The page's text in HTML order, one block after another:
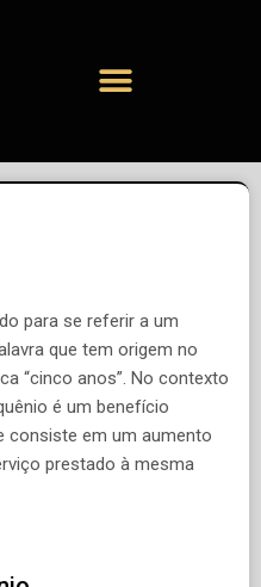
para se referir a um
que tem origem no
“cinco anos”. No contexto
é um benefício
consiste em um aumento
prestado à mesma